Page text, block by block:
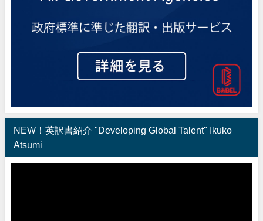
NEW！英訳書紹介 "Developing Global Talent" Ikuko
Atsumi